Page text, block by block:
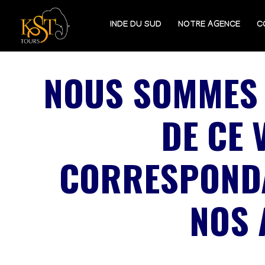
INDE DU SUD NOTRE AGENCE
NOUS
DE CE
NOS